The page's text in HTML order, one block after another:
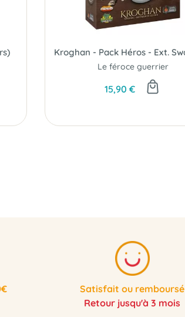
Le féroce guerrier
15,90 €
Satisfait ou remboursé
Retour jusqu'à 3 mois